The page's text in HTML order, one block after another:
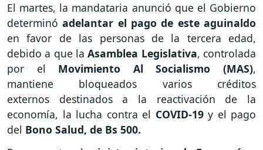
El martes, la mandataria anunció que el Gobierno
determinóadelantar el pago de este aguinaldo
en favor de las personas de la tercera edad,
debido a que laAsamblea Legislativa, controlada
por el Movimiento Al Socialismo (MAS),
mantiene bloqueados varios créditos
externos destinados a la reactivación de la
economía, la lucha contra el COVID-19 y el pago
del Bono Salud, de Bs 500.